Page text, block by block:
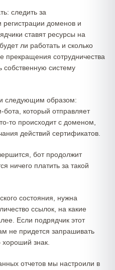
следить за
регистрации доменов и
ставят ресурсы на
ли работать и сколько
прекращения сотрудничества
собственную систему
следующим образом:
который отправляет
то происходит с доменом,
действий сертификатов.
бот продолжит
ничего платить за такой
состояния, нужна
ссылок, на какие
Если подрядчик этот
не придется запрашивать
знак.
отчетов мы настроили в